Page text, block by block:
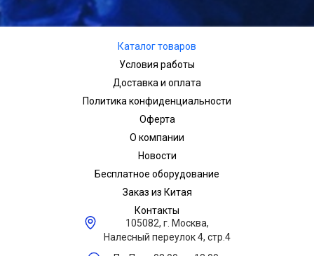
Каталог товаров
Условия работы
Доставка и оплата
Политика конфиденциальности
Оферта
О компании
Новости
Бесплатное оборудование
Заказ из Китая
Контакты
105082, г. Москва,
Налесный переулок 4, стр.4